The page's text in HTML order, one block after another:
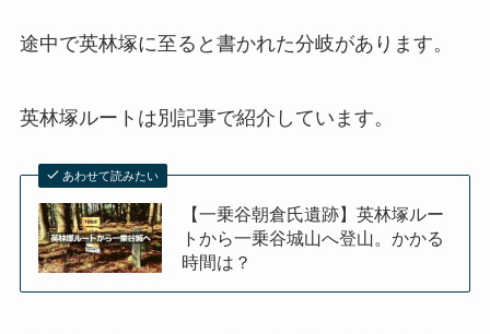
途中で英林塚に至ると書かれた分岐があります。
英林塚ルートは別記事で紹介しています。
あわせて読みたい
【一乗谷朝倉氏遺跡】英林塚ルー
トから一乗谷城山へ登山。かかる
時間は？